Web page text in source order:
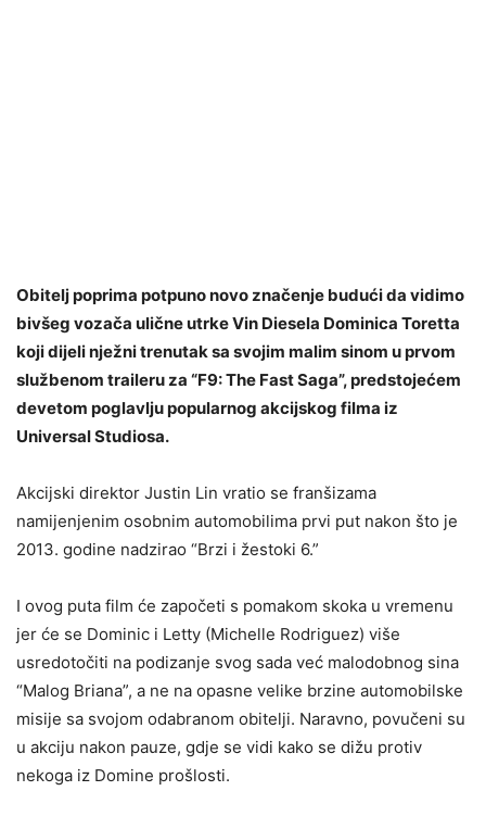
Obitelj poprima potpuno novo značenje budući da vidimo
bivšeg vozača ulične utrke Vin Diesela Dominica Toretta
koji dijeli nježni trenutak sa svojim malim sinom u prvom
službenom traileru za “F9: The Fast Saga”, predstojećem
devetom poglavlju popularnog akcijskog filma iz
Universal Studiosa.
Akcijski direktor Justin Lin vratio se franšizama
namijenjenim osobnim automobilima prvi put nakon što je
2013. godine nadzirao “Brzi i žestoki 6.”
I ovog puta film će započeti s pomakom skoka u vremenu
jer će se Dominic i Letty (Michelle Rodriguez) više
usredotočiti na podizanje svog sada već malodobnog sina
“Malog Briana”, a ne na opasne velike brzine automobilske
misije sa svojom odabranom obitelji. Naravno, povučeni su
u akciju nakon pauze, gdje se vidi kako se dižu protiv
nekoga iz Domine prošlosti.